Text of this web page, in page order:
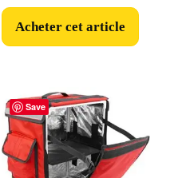
était :
est :
Acheter cet article
Save